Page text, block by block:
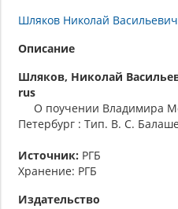
Шляков Николай Васильевич
Описание
Шляков, Николай
rus
О поучении Владимира
Петербург : Тип. В. С.
Источник: РГБ
Хранение: РГБ
Издательство